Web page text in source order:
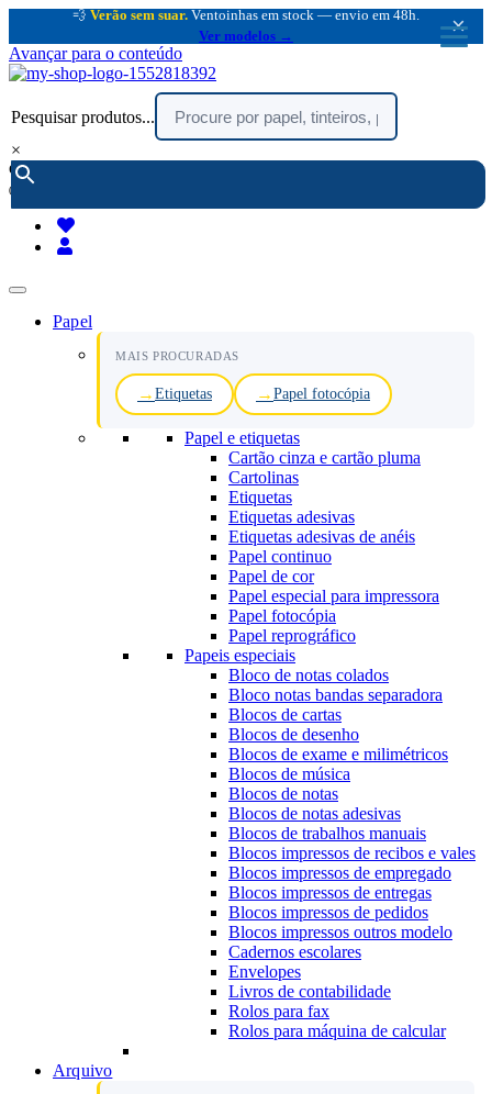
💨 Verão sem suar. Ventoinhas em stock — envio em 48h.
Ver modelos →
×
Avançar para o conteúdo
Pesquisar produtos...
×
encomendar por telefone :
(chamada rede fixa nacional)
Papel
MAIS PROCURADAS
Etiquetas Papel fotocópia
Papel e etiquetas
Cartão cinza e cartão pluma
Cartolinas
Etiquetas
Etiquetas adesivas
Etiquetas adesivas de anéis
Papel continuo
Papel de cor
Papel especial para impressora
Papel fotocópia
Papel reprográfico
Papeis especiais
Bloco de notas colados
Bloco notas bandas separadora
Blocos de cartas
Blocos de desenho
Blocos de exame e milimétricos
Blocos de música
Blocos de notas
Blocos de notas adesivas
Blocos de trabalhos manuais
Blocos impressos de recibos e vales
Blocos impressos de empregado
Blocos impressos de entregas
Blocos impressos de pedidos
Blocos impressos outros modelo
Cadernos escolares
Envelopes
Livros de contabilidade
Rolos para fax
Rolos para máquina de calcular
Arquivo